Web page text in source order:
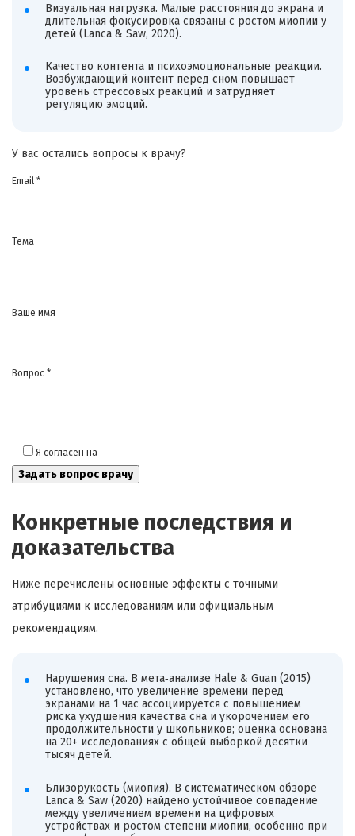
Визуальная нагрузка. Малые расстояния до экрана и
длительная фокусировка связаны с ростом миопии у
детей (Lanca & Saw, 2020).
Качество контента и психоэмоциональные реакции.
Возбуждающий контент перед сном повышает
уровень стрессовых реакций и затрудняет
регуляцию эмоций.
У вас остались вопросы к врачу?
Email *
Тема
Ваше имя
Вопрос *
Я согласен на
Конкретные последствия и
доказательства
Ниже перечислены основные эффекты с точными
атрибуциями к исследованиям или официальным
рекомендациям.
Нарушения сна. В мета‑анализе Hale & Guan (2015)
установлено, что увеличение времени перед
экранами на 1 час ассоциируется с повышением
риска ухудшения качества сна и укорочением его
продолжительности у школьников; оценка основана
на 20+ исследованиях с общей выборкой десятки
тысяч детей.
Близорукость (миопия). В систематическом обзоре
Lanca & Saw (2020) найдено устойчивое совпадение
между увеличением времени на цифровых
устройствах и ростом степени миопии, особенно при